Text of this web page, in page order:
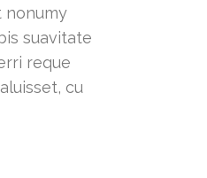
nonumy
suavitate
reque
cu